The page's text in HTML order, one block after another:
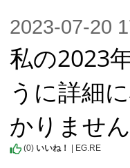
2023-07-20
私の2023
うに詳細
かりません
(0) いいね！ | EG.RE